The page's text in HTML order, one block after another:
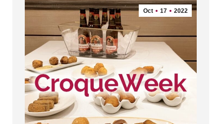
Oct 17 2022